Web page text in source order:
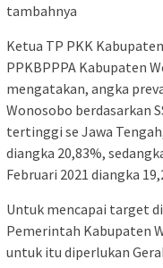
tambahnya
Ketua TP PKK
PPKBPPPA Kabupaten
mengatakan, angka
Wonosobo berdasarkan
tertinggi se Jawa
diangka 20,83%,
Februari 2021 diangka
Untuk mencapai target
Pemerintah Kabupaten
untuk itu diperlukan